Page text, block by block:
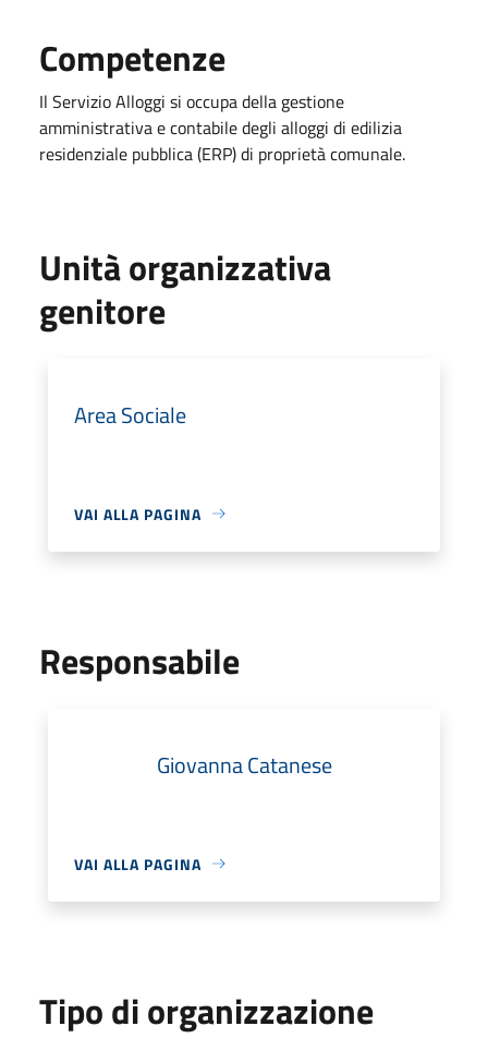
Competenze
Il Servizio Alloggi si occupa della gestione
amministrativa e contabile degli alloggi di edilizia
residenziale pubblica (ERP) di proprietà comunale.
Unità organizzativa
genitore
Area Sociale
VAI ALLA PAGINA
Responsabile
Giovanna Catanese
VAI ALLA PAGINA
Tipo di organizzazione